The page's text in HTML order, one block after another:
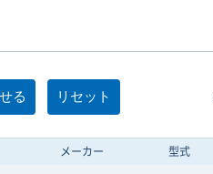
メーカー 型式